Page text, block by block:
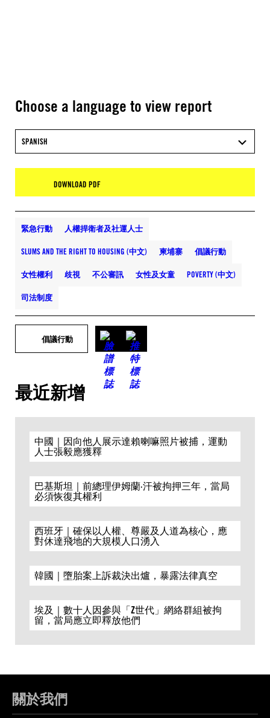
Choose a language to view report
SPANISH
DOWNLOAD PDF
緊急行動 人權捍衛者及社運人士
SLUMS AND THE RIGHT TO HOUSING (中文) 柬埔寨 倡議行動
女性權利 歧視 不公審訊 女性及女童 POVERTY (中文)
司法制度
倡議行動
最近新增
中國｜因向他人展示達賴喇嘛照片被捕，運動
人士張毅應獲釋
巴基斯坦｜前總理伊姆蘭·汗被拘押三年，當局
必須恢復其權利
西班牙｜確保以人權、尊嚴及人道為核心，應
對休達飛地的大規模人口湧入
韓國｜墮胎案上訴裁決出爐，暴露法律真空
埃及｜數十人因參與「Z世代」網絡群組被拘
留，當局應立即釋放他們
關於我們